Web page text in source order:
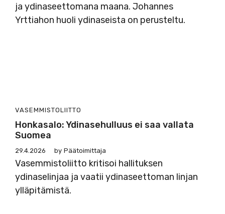
ja ydinaseettomana maana. Johannes
Yrttiahon huoli ydinaseista on perusteltu.
VASEMMISTOLIITTO
Honkasalo: Ydinasehulluus ei saa vallata
Suomea
29.4.2026 by Päätoimittaja
Vasemmistoliitto kritisoi hallituksen
ydinaselinjaa ja vaatii ydinaseettoman linjan
ylläpitämistä.